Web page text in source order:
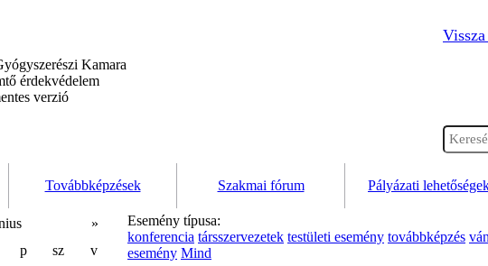
Kamara
érdekvédelem
verzió
Továbbképzések Szakmai fórum Pályázati
»
p sz
v
Esemény típusa:
konferencia társszervezetek testületi esemény továbbképzés
esemény Mind